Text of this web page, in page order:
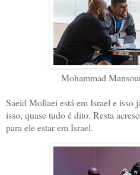
Mohammad
Saeid Mollaei está em Israel e
isso, quase tudo é dito. Resta
para ele estar em Israel.